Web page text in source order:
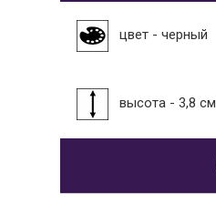
цвет - черный
высота - 3,8 см